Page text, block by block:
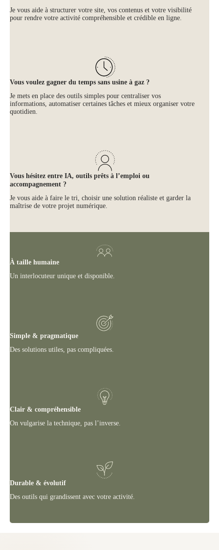
Je vous aide à structurer votre site, vos contenus et votre visibilité
pour rendre votre activité compréhensible et crédible en ligne.
Vous voulez gagner du temps sans usine à gaz ?
Je mets en place des outils simples pour centraliser vos
informations, automatiser certaines tâches et mieux organiser votre
quotidien.
Vous hésitez entre IA, outils prêts à l’emploi ou
accompagnement ?
Je vous aide à faire le tri, choisir une solution réaliste et garder la
maîtrise de votre projet numérique.
À taille humaine
Un interlocuteur unique et disponible.
Simple & pragmatique
Des solutions utiles, pas compliquées.
Clair & compréhensible
On vulgarise la technique, pas l’inverse.
Durable & évolutif
Des outils qui grandissent avec votre activité.